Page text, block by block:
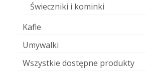
Świeczniki i kominki
Kafle
Umywalki
Wszystkie dostępne produkty